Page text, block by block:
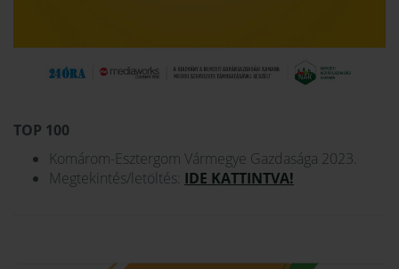
TOP 100
Komárom-Esztergom Vármegye Gazdasága 2023.
Megtekintés/letöltés: IDE KATTINTVA!